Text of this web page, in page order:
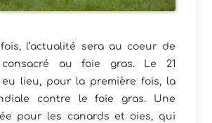
l’actualité sera au coeur de
au foie gras. Le 21
eu lieu, pour la première fois, la
contre le foie gras. Une
pour les canards et oies, qui